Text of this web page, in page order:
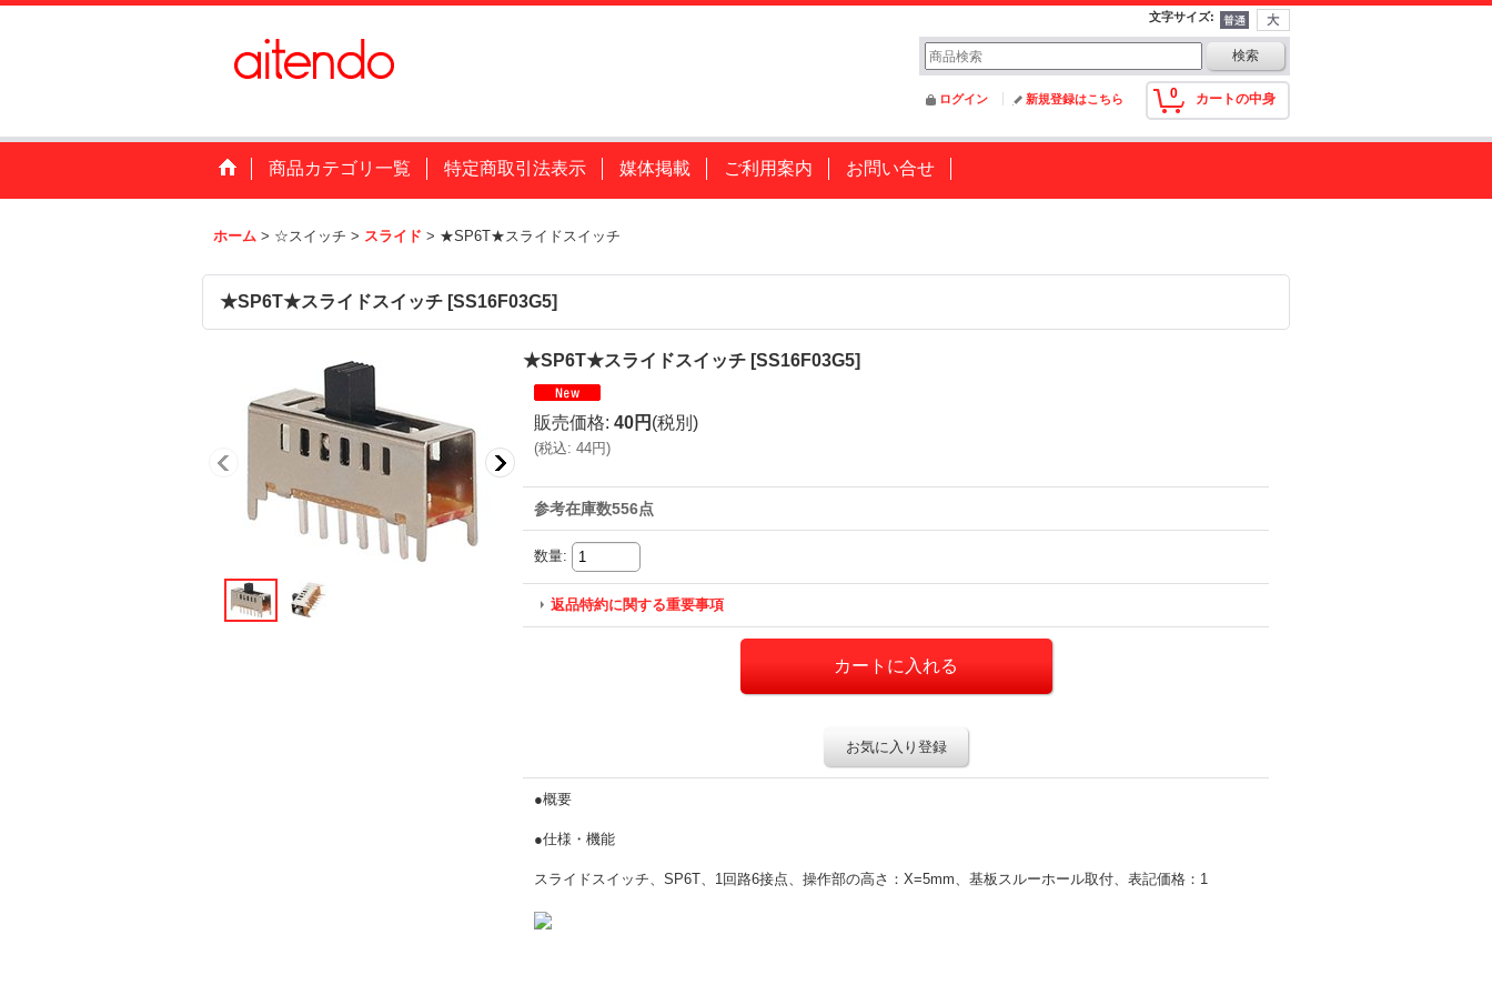
文字サイズ:
0 カートの中身
ログイン 新規登録はこちら
商品カテゴリ一覧 特定商取引法表示 媒体掲載 ご利用案内 お問い合せ
ホーム > ☆スイッチ > スライド > ★SP6T★スライドスイッチ
★SP6T★スライドスイッチ [SS16F03G5]
★SP6T★スライドスイッチ [SS16F03G5]
販売価格: 40円 (税別)
(税込: 44円)
参考在庫数556点
数量:
返品特約に関する重要事項
お気に入り登録
●概要
●仕様・機能
スライドスイッチ、SP6T、1回路6接点、操作部の高さ：X=5mm、基板スルーホール取付、表記価格：1